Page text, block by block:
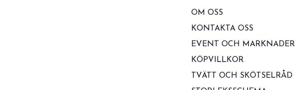
OM OSS
KONTAKTA OSS
EVENT OCH MARKNADER
KÖPVILLKOR
TVÄTT OCH SKÖTSELRÅD